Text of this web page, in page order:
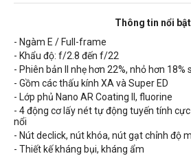
Thông tin nổi
- Ngàm E / Full-frame
- Khẩu độ: f/2.8 đến f/22
- Phiên bản II nhẹ hơn 22%, nhỏ hơn
- Gồm các thấu kính XA và Super ED
- Lớp phủ Nano AR Coating II, fluorine
- 4 động cơ lấy nét tự động tuyến tính
nổi
- Nút declick, nút khóa, nút gạt chỉnh độ
- Thiết kế kháng bụi, kháng ẩm